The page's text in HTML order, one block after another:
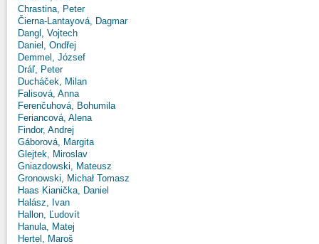
Chrastina, Peter
Čierna-Lantayová, Dagmar
Dangl, Vojtech
Daniel, Ondřej
Demmel, József
Dráľ, Peter
Ducháček, Milan
Falisová, Anna
Ferenčuhová, Bohumila
Feriancová, Alena
Findor, Andrej
Gáborová, Margita
Glejtek, Miroslav
Gniazdowski, Mateusz
Gronowski, Michał Tomasz
Haas Kianička, Daniel
Halász, Ivan
Hallon, Ľudovít
Hanula, Matej
Hertel, Maroš